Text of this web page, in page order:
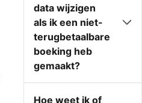
data wijzigen
als ik een niet-
terugbetaalbare
boeking heb
gemaakt?
Hoe weet ik of